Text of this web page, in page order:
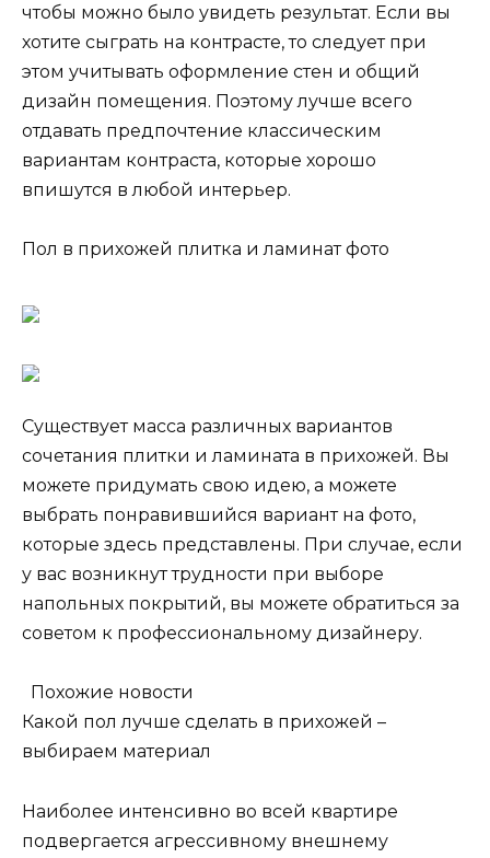
чтобы можно было увидеть результат. Если вы
хотите сыграть на контрасте, то следует при
этом учитывать оформление стен и общий
дизайн помещения. Поэтому лучше всего
отдавать предпочтение классическим
вариантам контраста, которые хорошо
впишутся в любой интерьер.
Пол в прихожей плитка и ламинат фото
Существует масса различных вариантов
сочетания плитки и ламината в прихожей. Вы
можете придумать свою идею, а можете
выбрать понравившийся вариант на фото,
которые здесь представлены. При случае, если
у вас возникнут трудности при выборе
напольных покрытий, вы можете обратиться за
советом к профессиональному дизайнеру.
Похожие новости
Какой пол лучше сделать в прихожей –
выбираем материал
Наиболее интенсивно во всей квартире
подвергается агрессивному внешнему